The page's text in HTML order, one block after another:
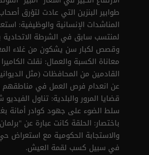
طوابير البنزين التي عادت لتؤرق
المناشدات الإنسانية والوظيفية:
لمنتسب سابق في الشرطة
وقصص لكبار سن يشكون من غلاء
معاناة الكسبة والعمال: نقلت
القادمين من المحافظات (مثل
عن انعدام فرص العمل في مناطقهم
قضايا المرور والبلدية: تناول
سلط الضوء على جهود كوادر أمانة
باختصار: الحلقة كانت عبارة عن
والاستجابة الحكومية مع استعراض
في سبيل كسب لقمة العيش.